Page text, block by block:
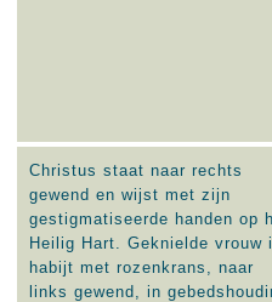
Christus staat naar rechts
gewend en wijst met zijn
gestigmatiseerde handen op
Heilig Hart. Geknielde vrouw
habijt met rozenkrans, naar
links gewend, in